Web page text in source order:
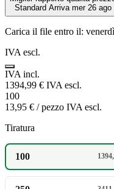
Standard Arriva mer 26 ago
Carica il file entro il:
IVA escl.
IVA incl.
1394,99 € IVA escl.
100
13,95 € / pezzo IVA escl.
Tiratura
100